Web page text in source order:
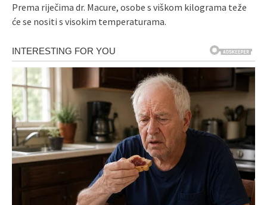
Prema riječima dr. Macure, osobe s viškom kilograma teže
će se nositi s visokim temperaturama.